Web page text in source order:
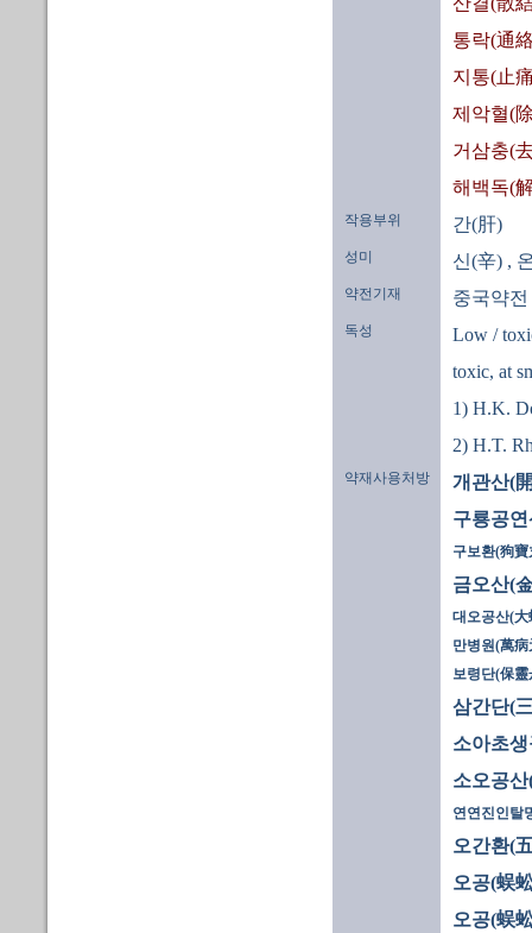
통락(通
지통(止
제악혈(
거삼충(
해백독(
작용부위 간(肝)
성미 신(辛) ,
약전기재 중국약전
독성
Low /
toxic, at
1) H.K.
2) H.T.
약재사용처방
개관산(
구룡공
구보환(狗寶
금오산(
대오공산(大
만병원(萬病
보령단(保靈
삼간단(
소아초
소오공
연연진인탈
오간환(
오공(蜈
오공(蜈